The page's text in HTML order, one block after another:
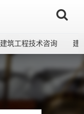
建筑工程技术咨询 建